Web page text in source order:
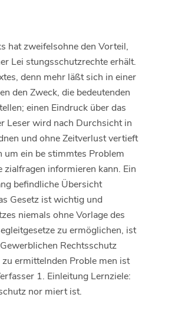
hat zweifelsohne den Vorteil,
Lei­ stungsschutzrechte erhält.
denn mehr läßt sich in einer
den Zweck, die bedeutenden
einen Eindruck über das
Leser wird nach Durchsicht in
und ohne Zeitverlust vertieft
um ein be­ stimmtes Problem
informieren kann. Ein
befindliche Übersicht
Gesetz ist wichtig und
niemals ohne Vorlage des
zu ermöglichen, ist
Rechtsschutz
ermittelnden Proble­ men ist
1. Einleitung Lernziele:
nor­ miert ist.